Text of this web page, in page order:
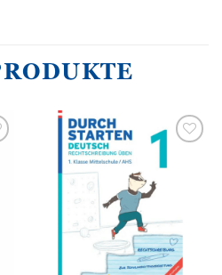
Wunschliste
hinzufügen